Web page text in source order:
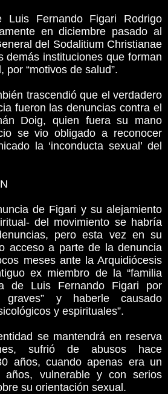
Luis Fernando Figari Rodrigo
en diciembre pasado al
del Sodalitium Christianae
demás instituciones que forman
por “motivos de salud”.
trascendió que el verdadero
fueron las denuncias contra el
Doig, quien fuera su mano
se vio obligado a reconocer
la ‘inconducta sexual’ del
de Figari y su alejamiento
del movimiento se habría
pero esta vez en su
acceso a parte de la denuncia
meses ante la Arquidiócesis
ex miembro de la “familia
de Luis Fernando Figari por
graves” y haberle causado
y espirituales”.
se mantendrá en reserva
sufrió de abusos hace
años, cuando apenas era un
años, vulnerable y con serios
su orientación sexual.